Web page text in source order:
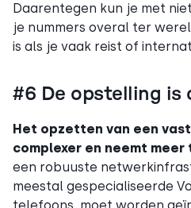
Daarentegen kun je met
je nummers overal ter
is als je vaak reist of
#6 De opstelling is
Het opzetten van een
complexer en neemt meer
een robuuste
meestal gespecialiseerde